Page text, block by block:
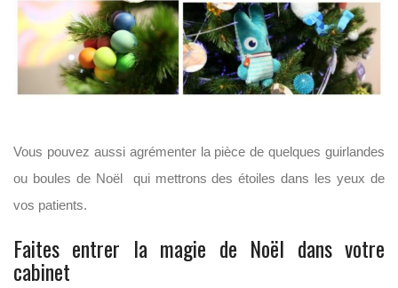
Vous pouvez aussi agrémenter la pièce de quelques guirlandes
ou boules de Noël qui mettrons des étoiles dans les yeux de
vos patients.
Faites entrer la magie de Noël dans votre
cabinet